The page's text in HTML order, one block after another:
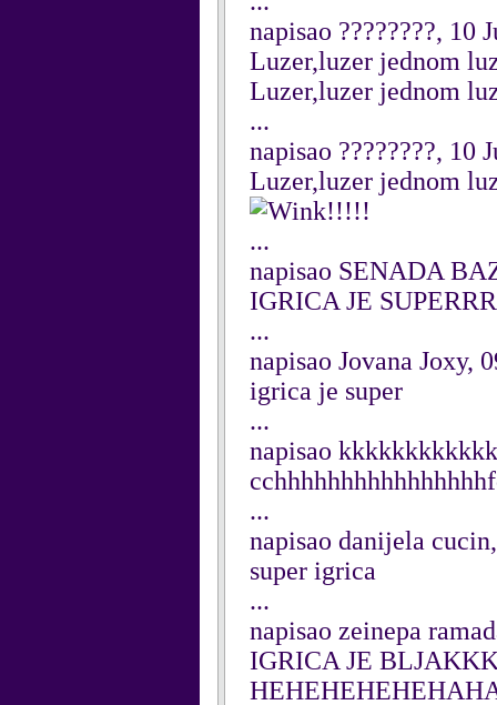
napisao ????????, 10
Luzer,luzer jednom
Luzer,luzer jednom
...
napisao ????????, 10
Luzer,luzer jednom
!!!!!
...
napisao SENADA
IGRICA JE
...
napisao Jovana Joxy,
igrica je super
...
napisao
...
napisao danijela
super igrica
...
napisao zeinepa
IGRICA JE